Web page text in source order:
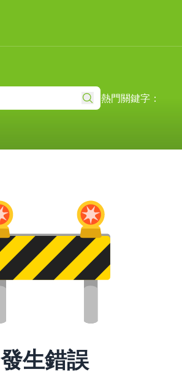
熱門關鍵字：
發生錯誤